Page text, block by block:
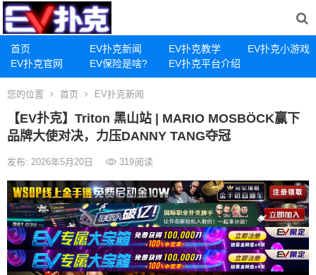
首页 EV扑克新闻 EV扑克教学
EV扑克小游戏
EV扑克官网
EV保险是啥? EV扑克平台介绍
您的位置 首页 EV扑克新闻
【EV扑克】Triton 黑山站 | MARIO MOSBÖCK赢下
品牌大使对决，力压DANNY TANG夺冠
发布: 2026年5月20日 319阅读